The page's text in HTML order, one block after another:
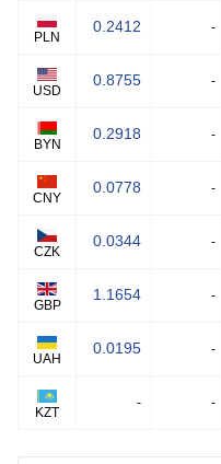
PLN
0.2412 -
USD
0.8755 -
BYN
0.2918 -
CNY
0.0778 -
CZK
0.0344 -
GBP
1.1654 -
UAH
0.0195 -
KZT
- -